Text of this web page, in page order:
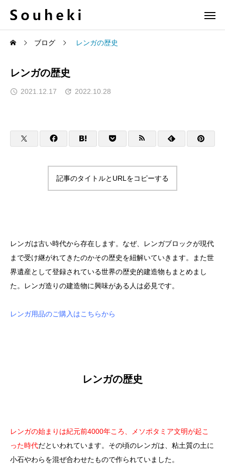
ブログ レンガの歴史
レンガの歴史
2021.12.17 2022.10.28
記事のタイトルとURLをコピーする
レンガは古い時代から存在します。なぜ、レンガブロックが現代
まで受け継がれてきたのかその歴史を紐解いていきます。また世
界遺産として登録されている世界の歴史的建造物もまとめまし
た。レンガ造りの建造物に興味がある人は必見です。
レンガ用品のご購入はこちらから
レンガの歴史
レンガの始まりは紀元前4000年ころ、メソポタミア文明が起こ
った時代だといわれています。その頃のレンガは、粘土質の土に
小石やわらを混ぜ合わせたもので作られていました。